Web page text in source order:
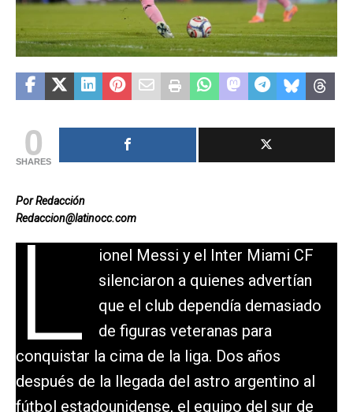
0
SHARES
Por Redacción
Redaccion@latinocc.com
L
ionel Messi y el Inter Miami CF
silenciaron a quienes advertían
que el club dependía demasiado
de figuras veteranas para
conquistar la cima de la liga. Dos años
después de la llegada del astro argentino al
fútbol estadounidense, el equipo del sur de